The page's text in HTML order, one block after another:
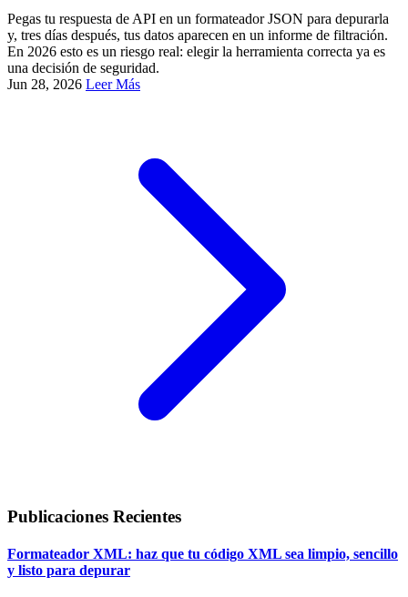
Pegas tu respuesta de API en un formateador JSON para depurarla
y, tres días después, tus datos aparecen en un informe de filtración.
En 2026 esto es un riesgo real: elegir la herramienta correcta ya es
una decisión de seguridad.
Jun 28, 2026 Leer Más
Publicaciones Recientes
Formateador XML: haz que tu código XML sea limpio, sencillo
y listo para depurar